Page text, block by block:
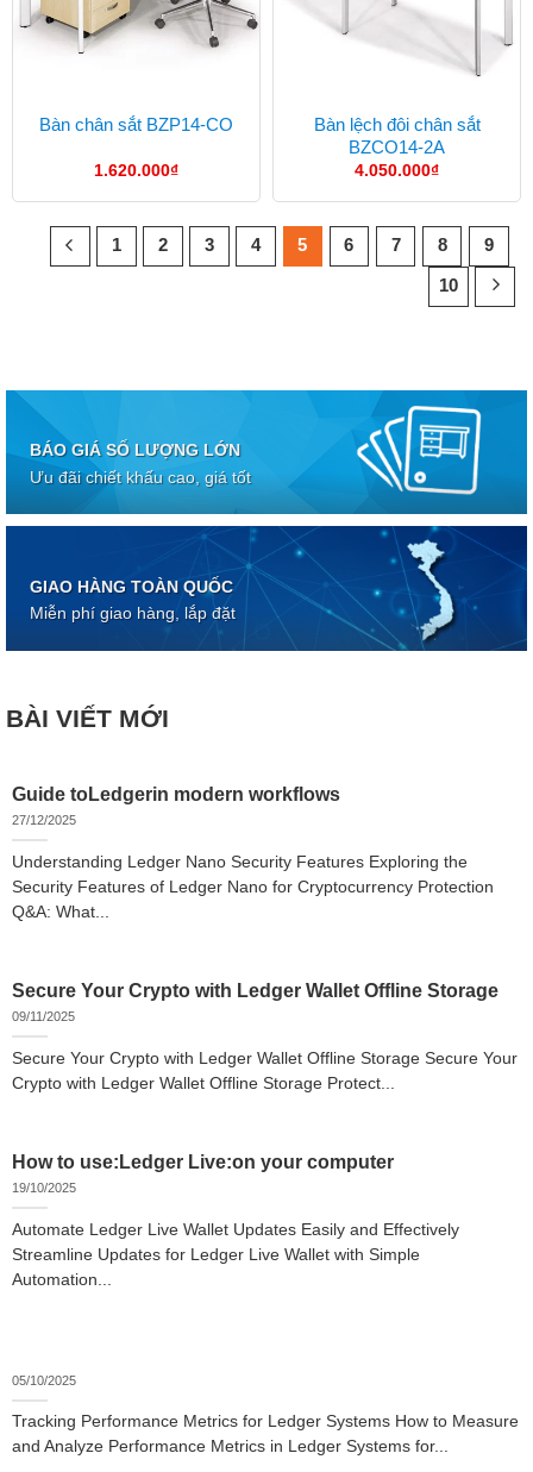
Bàn chân sắt BZP14-CO
1.620.000₫
Bàn lệch đôi chân sắt
BZCO14-2A
4.050.000₫
1 2 3 4 5 6 7 8
9
10
BÁO GIÁ SỐ LƯỢNG LỚN
Ưu đãi chiết khấu cao, giá tốt
GIAO HÀNG TOÀN QUỐC
Miễn phí giao hàng, lắp đặt
BÀI VIẾT MỚI
Guide toLedgerin modern workflows
27/12/2025
Understanding Ledger Nano Security Features Exploring the
Security Features of Ledger Nano for Cryptocurrency Protection
Q&A: What...
Secure Your Crypto with Ledger Wallet Offline Storage
09/11/2025
Secure Your Crypto with Ledger Wallet Offline Storage Secure Your
Crypto with Ledger Wallet Offline Storage Protect...
How to use:Ledger Live:on your computer
19/10/2025
Automate Ledger Live Wallet Updates Easily and Effectively
Streamline Updates for Ledger Live Wallet with Simple
Automation...
05/10/2025
Tracking Performance Metrics for Ledger Systems How to Measure
and Analyze Performance Metrics in Ledger Systems for...